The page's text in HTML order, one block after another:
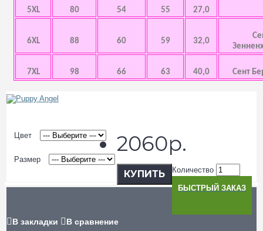
5XL 80 54 55 27,0
6XL 88 60 59 32,0
7XL 98 66 63 40,0 Сент
Цвет
Размер
2060р.
Количество
КУПИТЬ
БЫСТРЫЙ ЗАКАЗ
В закладки В сравнение